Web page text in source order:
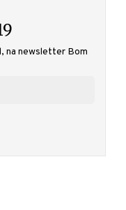
na newsletter Bom